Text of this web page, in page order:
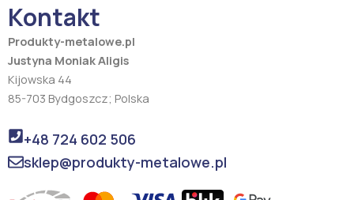
k a
m
Kontakt
Produkty-metalowe.pl
Justyna Moniak Aligis
Kijowska 44
85-703 Bydgoszcz; Polska
+48 724 602 506
sklep@produkty-metalowe.pl